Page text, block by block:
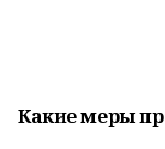
Какие меры